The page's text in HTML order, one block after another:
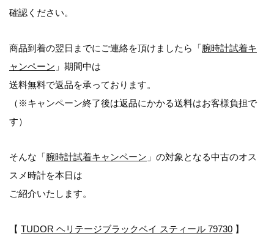
確認ください。
商品到着の翌日までにご連絡を頂けましたら「腕時計試着キ
ャンペーン 」期間中は
送料無料で返品を承っております。
（※キャンペーン終了後は返品にかかる送料はお客様負担で
す）
そんな「腕時計試着キャンペーン 」の対象となる中古のオス
スメ時計を本日は
ご紹介いたします。
【 TUDOR ヘリテージブラックベイ スティール 79730 】